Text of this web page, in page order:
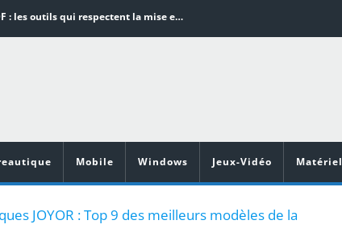
Word en PDF : les outils qui respectent la mise en page
Vidéoprojecteurs Asus : Top 6 des meilleurs modèles de la marque
Mobile Windows Jeux-Vidéo Matériel
JOYOR : Top 9 des meilleurs modèles de la